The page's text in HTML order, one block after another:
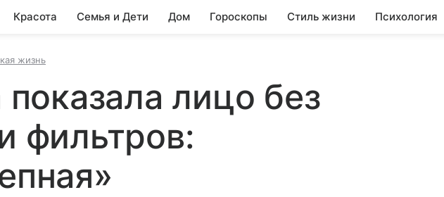
Красота Семья и Дети Дом Гороскопы Стиль жизни Психология
жизнь
показала лицо без
фильтров: